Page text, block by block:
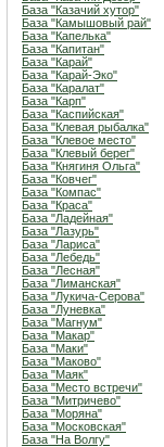
База "Казачий хутор"
База "Камышовый рай"
База "Капелька"
База "Капитан"
База "Карай"
База "Карай-Эко"
База "Каралат"
База "Карп"
База "Каспийская"
База "Клевая рыбалка"
База "Клевое место"
База "Клевый берег"
База "Княгиня Ольга"
База "Ковчег"
База "Компас"
База "Краса"
База "Ладейная"
База "Лазурь"
База "Лариса"
База "Лебедь"
База "Лесная"
База "Лиманская"
База "Лукича-Серова"
База "Луневка"
База "Магнум"
База "Макар"
База "Маки"
База "Маково"
База "Маяк"
База "Место встречи"
База "Митричево"
База "Моряна"
База "Московская"
База "На Волгу"